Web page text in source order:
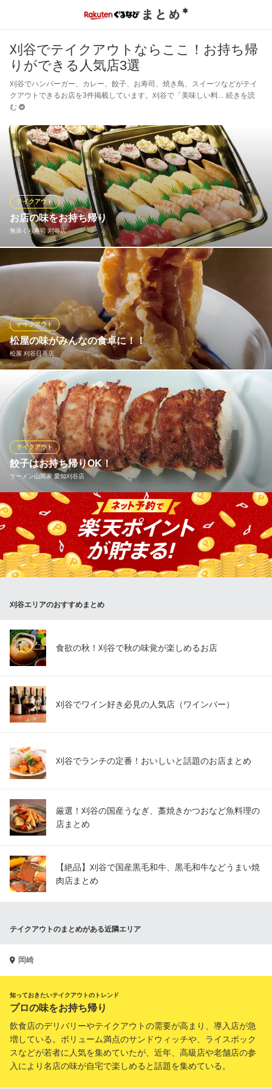
刈谷でテイクアウトならここ！お持ち帰
りができる人気店3選
刈谷でハンバーガー、カレー、餃子、お寿司、焼き鳥、スイーツなどがテイ
クアウトできるお店を3件掲載しています。刈谷で「美味しい料
続きを読
む
お店の味をお持ち帰り
無添くら寿司 刈谷店
テイクアウト
ホームパーティーやおみやげなどに、美味しいお寿司はいかがで
すか？ ※店舗のエリアによって、お持ち帰り単品メニューが異な
ります、あらかじめご了承下さい。 ※イオンモール沖縄ライカム
店・無添蔵では実施しておりません。
無添くら寿司 刈谷店
回転寿司
名鉄名古屋本線富士松駅 徒歩15分
愛知県刈谷市今岡町西吹戸55
松屋の味がみんなの食卓に！！
松屋 刈谷日高店
テイクアウト
健康で豊かな食生活を応援する松屋では、一部のメニューをのぞ
き「できたて」をその場でお持ち帰りいただけます。 朝食・ラン
チタイム・夕飯や夜食など、いろいろなシーンに合わせてぜひご
利用ください！
松屋 刈谷日高店
牛めし・カレー・定食
ＪＲ東海道本線逢妻駅 徒歩14分
愛知県刈谷市日高町4-611
餃子はお持ち帰りOK！
ラーメン山岡家 愛知刈谷店
テイクアウト
山岡家の餃子はお持ち帰りができます。 冷凍でもOKですので、山
岡家の味をお家でもお楽しみ頂けます！ ご家族や友人へのお土産
にも最適！ ジューシーな濃厚肉汁をご堪能下さい。
ラーメン山岡家 愛知刈谷店
愛知県刈谷市新富町3-402・412
刈谷エリアのおすすめまとめ
食欲の秋！刈谷で秋の味覚が楽しめるお店
刈谷でワイン好き必見の人気店（ワインバー）
刈谷でランチの定番！おいしいと話題のお店まとめ
厳選！刈谷の国産うなぎ、藁焼きかつおなど魚料理の
店まとめ
【絶品】刈谷で国産黒毛和牛、黒毛和牛などうまい焼
肉店まとめ
テイクアウトのまとめがある近隣エリア
岡崎
知っておきたいテイクアウトのトレンド
プロの味をお持ち帰り
飲食店のデリバリーやテイクアウトの需要が高まり、導入店が急
増している。ボリューム満点のサンドウィッチや、ライスボック
スなどが若者に人気を集めていたが、近年、高級店や老舗店の参
入により名店の味が自宅で楽しめると話題を集めている。